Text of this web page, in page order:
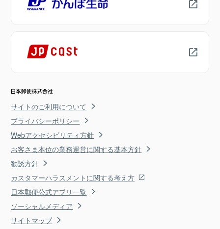
サイトのご利用について
プライバシーポリシー
Webアクセシビリティ方針
お客さま本位の業務運営に関する基本方針
勧誘方針
カスタマーハラスメントに関する考え方
日本郵便公式アプリ一覧
ソーシャルメディア
サイトマップ